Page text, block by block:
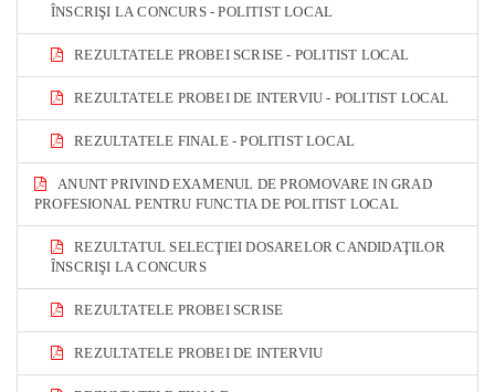
ÎNSCRIŞI LA CONCURS - POLITIST LOCAL
REZULTATELE PROBEI SCRISE - POLITIST LOCAL
REZULTATELE PROBEI DE INTERVIU - POLITIST LOCAL
REZULTATELE FINALE - POLITIST LOCAL
ANUNT PRIVIND EXAMENUL DE PROMOVARE IN GRAD
PROFESIONAL PENTRU FUNCTIA DE POLITIST LOCAL
REZULTATUL SELECŢIEI DOSARELOR CANDIDAŢILOR
ÎNSCRIŞI LA CONCURS
REZULTATELE PROBEI SCRISE
REZULTATELE PROBEI DE INTERVIU